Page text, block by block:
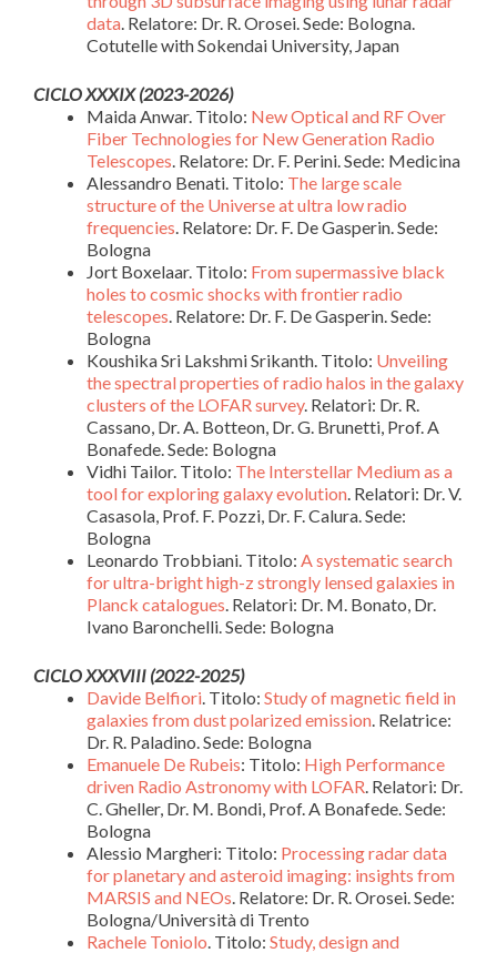
data. Relatore: Dr. R. Orosei. Sede: Bologna.
Cotutelle with Sokendai University, Japan
CICLO XXXIX (2023-2026)
Maida Anwar. Titolo: New Optical and RF Over
Fiber Technologies for New Generation Radio
Telescopes. Relatore: Dr. F. Perini. Sede: Medicina
Alessandro Benati. Titolo: The large scale
structure of the Universe at ultra low radio
frequencies. Relatore: Dr. F. De Gasperin. Sede:
Bologna
Jort Boxelaar. Titolo: From supermassive black
holes to cosmic shocks with frontier radio
telescopes. Relatore: Dr. F. De Gasperin. Sede:
Bologna
Koushika Sri Lakshmi Srikanth. Titolo: Unveiling
the spectral properties of radio halos in the galaxy
clusters of the LOFAR survey. Relatori: Dr. R.
Cassano, Dr. A. Botteon, Dr. G. Brunetti, Prof. A
Bonafede. Sede: Bologna
Vidhi Tailor. Titolo: The Interstellar Medium as a
tool for exploring galaxy evolution. Relatori: Dr. V.
Casasola, Prof. F. Pozzi, Dr. F. Calura. Sede:
Bologna
Leonardo Trobbiani. Titolo: A systematic search
for ultra-bright high-z strongly lensed galaxies in
Planck catalogues. Relatori: Dr. M. Bonato, Dr.
Ivano Baronchelli. Sede: Bologna
CICLO XXXVIII (2022-2025)
Davide Belfiori. Titolo: Study of magnetic field in
galaxies from dust polarized emission. Relatrice:
Dr. R. Paladino. Sede: Bologna
Emanuele De Rubeis: Titolo: High Performance
driven Radio Astronomy with LOFAR. Relatori: Dr.
C. Gheller, Dr. M. Bondi, Prof. A Bonafede. Sede:
Bologna
Alessio Margheri: Titolo: Processing radar data
for planetary and asteroid imaging: insights from
MARSIS and NEOs. Relatore: Dr. R. Orosei. Sede:
Bologna/Università di Trento
Rachele Toniolo. Titolo: Study, design and